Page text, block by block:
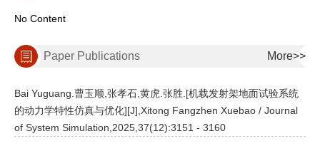
No Content
Paper Publications More>>
Bai Yuguang.曹玉顺,张孝石,黄虎.张胜.[机载发射架地面试验系统
的动力学特性仿真与优化][J],Xitong Fangzhen Xuebao / Journal
of System Simulation,2025,37(12):3151 - 3160